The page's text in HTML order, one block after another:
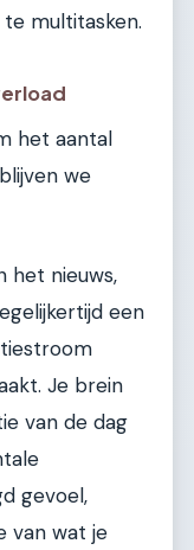
multitasken.
het aantal
we
het nieuws,
een
Je brein
van de dag
gevoel,
van wat je